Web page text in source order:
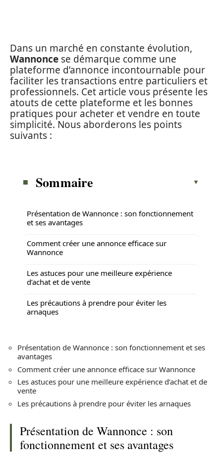
Dans un marché en constante évolution,
Wannonce se démarque comme une
plateforme d’annonce incontournable pour
faciliter les transactions entre particuliers et
professionnels. Cet article vous présente les
atouts de cette plateforme et les bonnes
pratiques pour acheter et vendre en toute
simplicité. Nous aborderons les points
suivants :
Sommaire
Présentation de Wannonce : son fonctionnement
et ses avantages
Comment créer une annonce efficace sur
Wannonce
Les astuces pour une meilleure expérience
d’achat et de vente
Les précautions à prendre pour éviter les
arnaques
Présentation de Wannonce : son fonctionnement et ses
avantages
Comment créer une annonce efficace sur Wannonce
Les astuces pour une meilleure expérience d’achat et de
vente
Les précautions à prendre pour éviter les arnaques
Présentation de Wannonce : son
fonctionnement et ses avantages